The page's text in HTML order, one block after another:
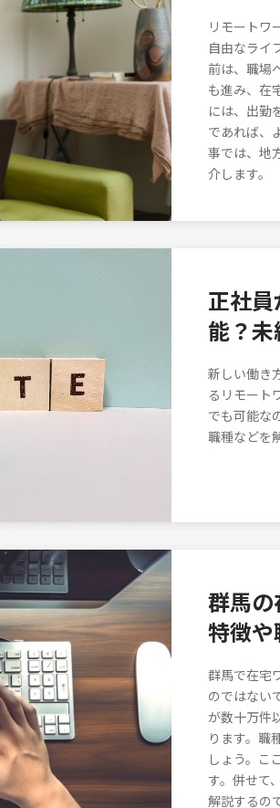
リモートワ
自由なライ
前は、職場
も進み、在
には、出勤
であれば、
事では、地
介します。
正社
能？
新しい働き
るリモート
でも可能な
職種などを
群馬
特徴
群馬で在宅
のではない
が数十万件
ります。職
しょう。こ
す。併せて
解説するの